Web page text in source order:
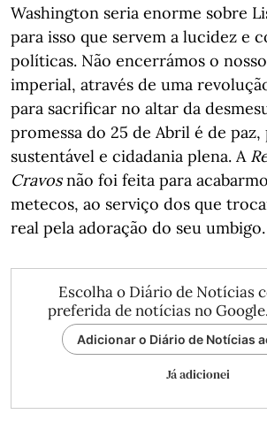
Washington seria enorme sobre
para isso que servem a lucidez e
políticas. Não encerrámos o
imperial, através de uma
para sacrificar no altar da
promessa do 25 de Abril é de
sustentável e cidadania plena. A
Cravosnão foi feita para
metecos, ao serviço dos que
real pela adoração do seu umbigo.
Escolha o Diário de Notícias
preferida de notícias no Google.
Adicionar o Diário de Notícias
Já adicionei